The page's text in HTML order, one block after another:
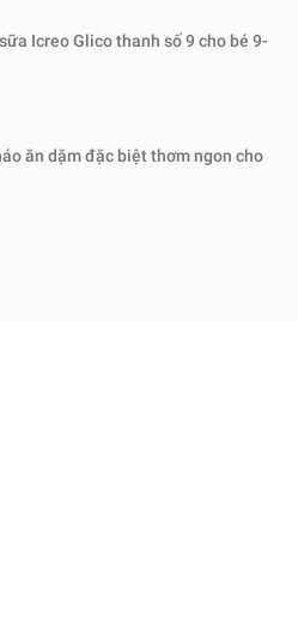
Icreo Glico thanh số 9 cho bé 9-
ăn dặm đặc biệt thơm ngon cho